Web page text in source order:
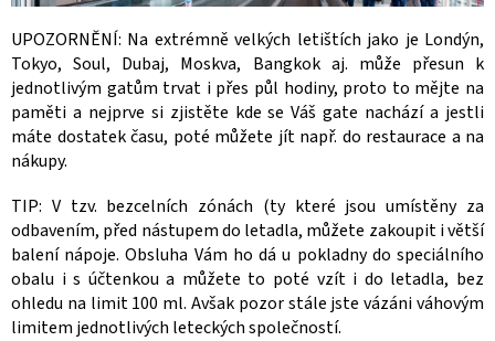
UPOZORNĚNÍ: Na extrémně velkých letištích jako je Londýn,
Tokyo, Soul, Dubaj, Moskva, Bangkok aj. může přesun k
jednotlivým gatům trvat i přes půl hodiny, proto to mějte na
paměti a nejprve si zjistěte kde se Váš gate nachází a jestli
máte dostatek času, poté můžete jít např. do restaurace a na
nákupy.
TIP: V tzv. bezcelních zónách (ty které jsou umístěny za
odbavením, před nástupem do letadla, můžete zakoupit i větší
balení nápoje. Obsluha Vám ho dá u pokladny do speciálního
obalu i s účtenkou a můžete to poté vzít i do letadla, bez
ohledu na limit 100 ml. Avšak pozor stále jste vázáni váhovým
limitem jednotlivých leteckých společností.